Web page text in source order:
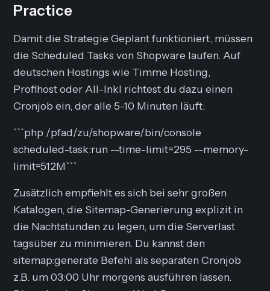
Practice
Damit die StrategieGeplantfunktioniert, müssen
die Scheduled Tasks von Shopware laufen. Auf
deutschen Hostings wie Timme Hosting,
Profihost oder All-Inkl richtest du dazu einen
Cronjob ein, der alle 5-10 Minuten läuft:
```php /pfad/zu/shopware/bin/console
scheduled-task:run --time-limit=295 --memory-
limit=512M```
Zusätzlich empfiehlt es sich bei sehr großen
Katalogen, die Sitemap-Generierung explizit in
die Nachtstunden zu legen, um die Serverlast
tagsüber zu minimieren. Du kannst den
sitemap:generate Befehl als separaten Cronjob
z.B. um 03:00 Uhr morgens ausführen lassen.